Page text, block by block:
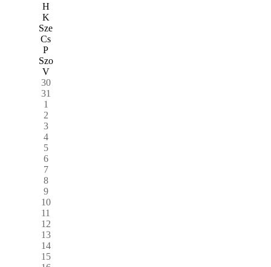
H
K
Sze
Cs
P
Szo
V
30
31
1
2
3
4
5
6
7
8
9
10
11
12
13
14
15